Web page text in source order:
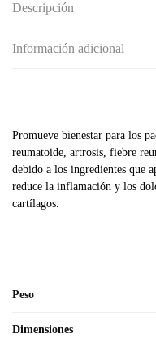
Descripción
Información adicional
Promueve bienestar para los
reumatoide, artrosis, fiebre
debido a los ingredientes que
reduce la inflamación y los
cartílagos.
Peso
Dimensiones